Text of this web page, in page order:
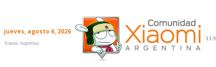
jueves, agosto 6, 2026
Xiaomi Argentina
13.9